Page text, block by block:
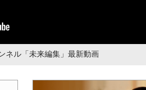
ネル「未来編集」最新動画